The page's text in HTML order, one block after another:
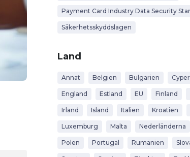
Payment Card Industry Data Security
Säkerhetsskyddslagen
Land
Annat Belgien Bulgarien
England Estland EU Finland
Irland Island Italien Kroatien
Luxemburg Malta Nederländerna
Polen Portugal Rumänien